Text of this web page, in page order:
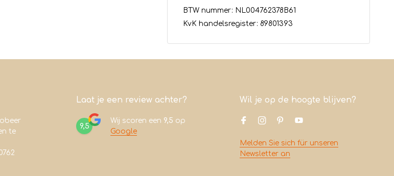
BTW nummer: NL004762378B61
KvK handelsregister: 89801393
te
Laat je een review achter?
9,5
Wij scoren een 9,5 op
Google
Wil je op de hoogte blijven?
Melden Sie sich für unseren
Newsletter an